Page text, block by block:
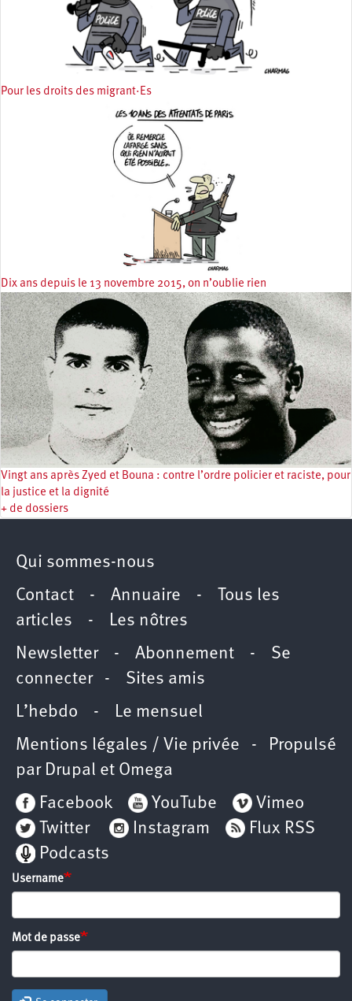
Pour les droits des migrant·Es
Dix ans depuis le 13 novembre 2015, on n’oublie rien
Vingt ans après Zyed et Bouna : contre l’ordre policier et raciste, pour
la justice et la dignité
+ de dossiers
Qui sommes-nous
Contact - Annuaire -
Tous les
articles - Les nôtres
Newsletter- Abonnement - Se
connecter- Sites amis
L’hebdo - Le mensuel
Mentions légales / Vie privée - Propulsé
par Drupal et Omega
Facebook
YouTube
Vimeo
Twitter
Instagram
Flux RSS
Podcasts
Username
Mot de passe